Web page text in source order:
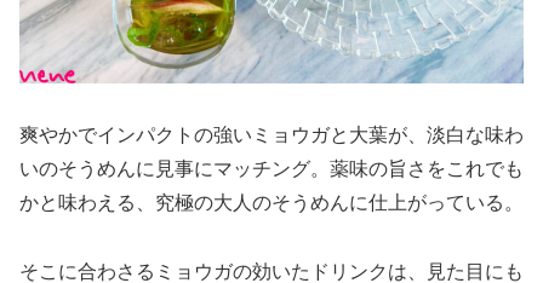
爽やかでインパクトの強いミョウガと大葉が、淡白な味わ
いのそうめんに見事にマッチング。薬味の旨さをこれでも
かと味わえる、究極の大人のそうめんに仕上がっている。
そこに合わさるミョウガの効いたドリンクは、見た目にも